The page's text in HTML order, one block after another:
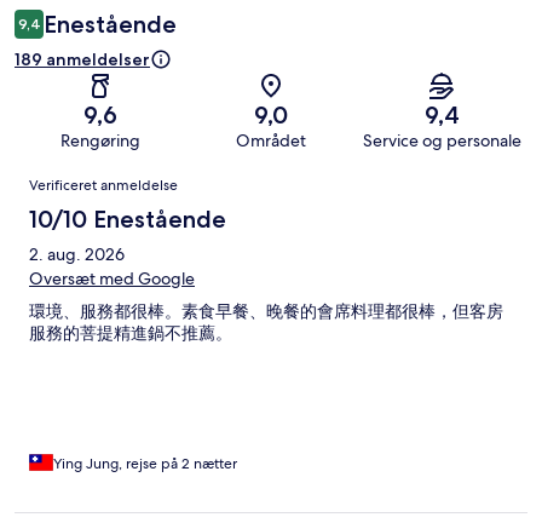
9,4 Enestående
189 anmeldelser
9,6
Rengøring
9,0
Området
9,4
Service og personale
Anmeldelser
Verificeret anmeldelse
10/10 Enestående
2. aug. 2026
Oversæt med Google
環境、服務都很棒。素食早餐、晚餐的會席料理都很棒，但客房
服務的菩提精進鍋不推薦。
Ying Jung, rejse på 2 nætter